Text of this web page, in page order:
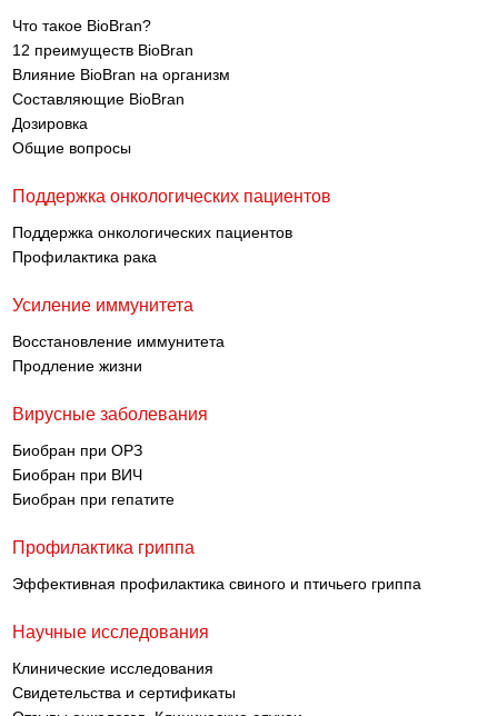
Что такое BioBran?
12 преимуществ BioBran
Влияние BioBran на организм
Составляющие BioBran
Дозировка
Общие вопросы
Поддержка онкологических пациентов
Поддержка онкологических пациентов
Профилактика рака
Усиление иммунитета
Восстановление иммунитета
Продление жизни
Вирусные заболевания
Биобран при ОРЗ
Биобран при ВИЧ
Биобран при гепатите
Профилактика гриппа
Эффективная профилактика свиного и птичьего гриппа
Научные исследования
Клинические исследования
Свидетельства и сертификаты